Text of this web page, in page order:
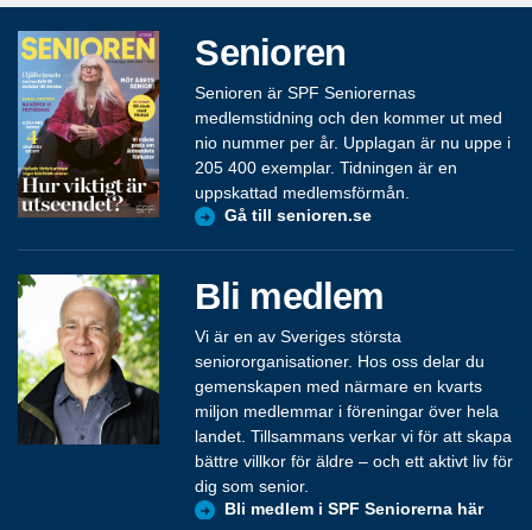
Senioren
Senioren är SPF Seniorernas
medlemstidning och den kommer ut med
nio nummer per år. Upplagan är nu uppe i
205 400 exemplar. Tidningen är en
uppskattad medlemsförmån.
Gå till senioren.se
Bli medlem
Vi är en av Sveriges största
seniororganisationer. Hos oss delar du
gemenskapen med närmare en kvarts
miljon medlemmar i föreningar över hela
landet. Tillsammans verkar vi för att skapa
bättre villkor för äldre – och ett aktivt liv för
dig som senior.
Bli medlem i SPF Seniorerna här